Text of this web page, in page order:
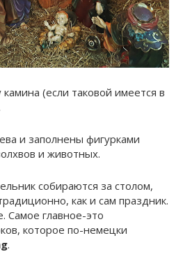
(если таковой имеется в
и заполнены фигурками
и животных.
собираются за столом,
как и сам праздник.
Самое главное-это
которое по-немецки
.